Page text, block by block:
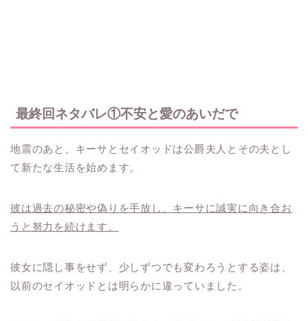
最終回ネタバレ①不安と愛のあいだで
地震のあと、キーサとセイオッドは公爵夫人とその夫とし
て新たな生活を始めます。
彼は過去の秘密や偽りを手放し、キーサに誠実に向き合お
うと努力を続けます。
彼女に隠し事をせず、少しずつでも変わろうとする姿は、
以前のセイオッドとは明らかに違っていました。